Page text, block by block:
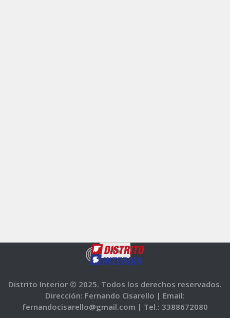
Distrito Interior © 2025. Todos los derechos reservados.
Dirección: Fernando Cisarello | Email:
fernandocisarello@gmail.com | Tel.: 3388672080